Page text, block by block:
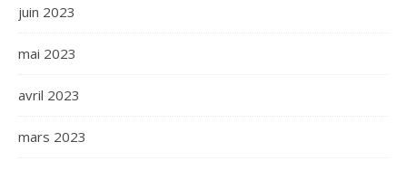
juin 2023
mai 2023
avril 2023
mars 2023